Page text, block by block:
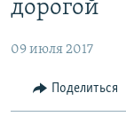
основному
Вернутся
МНЕНИЯ
КУЛЬТУРА
дорогой
09 июля 2017
Поделиться